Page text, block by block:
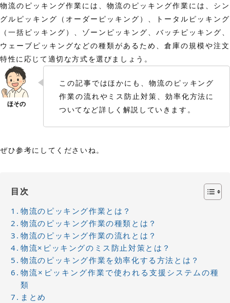
物流のピッキング作業には、物流のピッキング作業には、シン
グルピッキング（オーダーピッキング）、トータルピッキング
（一括ピッキング）、ゾーンピッキング、バッチピッキング、
ウェーブピッキングなどの種類があるため、倉庫の規模や注文
特性に応じて適切な方式を選びましょう。
この記事ではほかにも、物流のピッキング
作業の流れやミス防止対策、効率化方法に
ついてなど詳しく解説していきます。
ぜひ参考にしてくださいね。
目次
物流のピッキング作業とは？
物流のピッキング作業の種類とは？
物流のピッキング作業の流れとは？
物流×ピッキングのミス防止対策とは？
物流のピッキング作業を効率化する方法とは？
物流×ピッキング作業で使われる支援システムの種
類
まとめ